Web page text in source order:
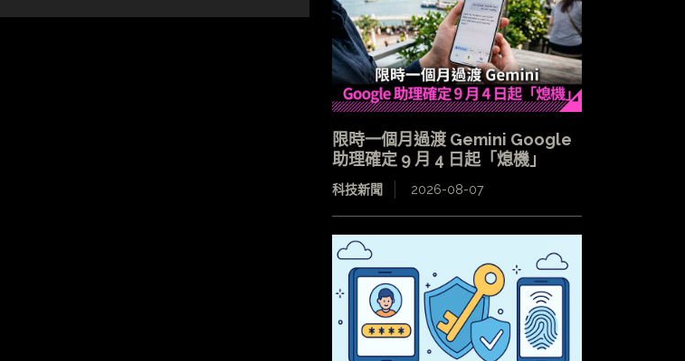
限時一個月過渡 Gemini Google
助理確定 9 月 4 日起「熄機」
科技新聞 2026-08-07